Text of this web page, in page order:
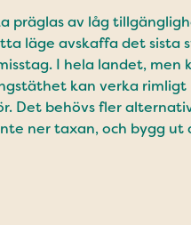
präglas av låg
läge avskaffa det sista
I hela landet, men
kan verka rimligt
Det behövs fler
ner taxan, och bygg ut